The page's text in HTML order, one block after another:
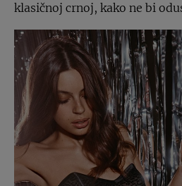
klasičnoj crnoj, kako ne bi